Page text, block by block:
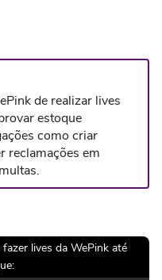
de realizar lives
estoque
como criar
reclamações em
lives da WePink até